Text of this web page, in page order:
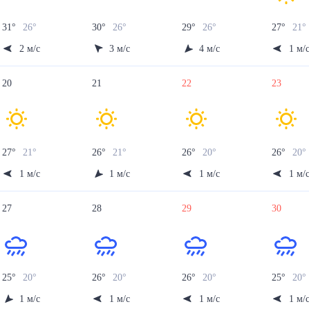
31° 26°
2 м/с
30° 26
3 м/с
29° 26
4 м/с
27° 21°
1 м/с
20
27° 21°
1 м/с
21
26° 21°
1 м/с
22
26° 20
1 м/с
23
26° 20
1 м/с
27
25° 20
1 м/с
28
26° 20
1 м/с
29
26° 20
1 м/с
30
25° 20
1 м/с